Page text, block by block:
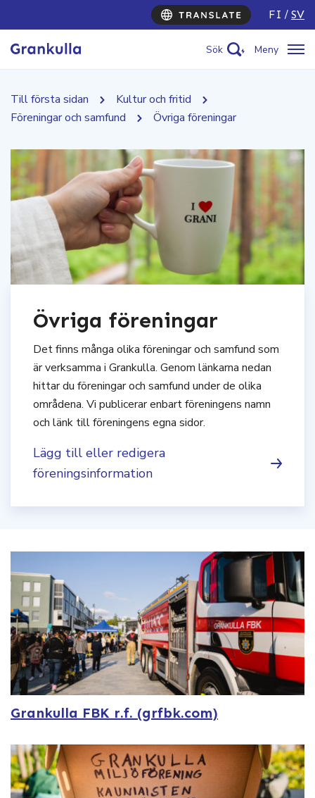
FI SV
Sök Meny
Till första sidan
Kultur och fritid
Föreningar och samfund
Övriga föreningar
Övriga föreningar
Det finns många olika föreningar och samfund som
är verksamma i Grankulla. Genom länkarna nedan
hittar du föreningar och samfund under de olika
områdena. Vi publicerar enbart föreningens namn
och länk till föreningens egna sidor.
Lägg till eller redigera
föreningsinformation
Grankulla FBK r.f. (grfbk.com)